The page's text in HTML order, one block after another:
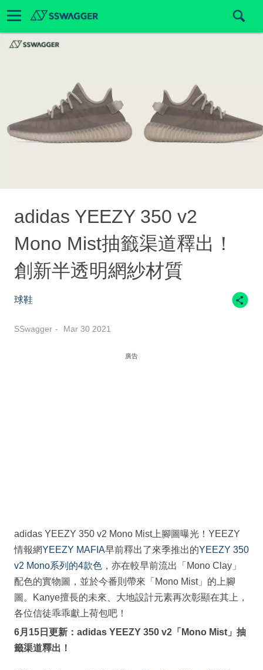
adidas YEEZY 350 v2
Mono Mist抽籤渠道釋出！
創新半透明網紗材質
球鞋
SSwagger Mar 30 2021
廣告
adidas YEEZY 350 v2 Mono Mist上腳圖曝光！YEEZY
情報網YEEZY MAFIA早前釋出了來季推出的YEEZY 350
v2 Mono系列的4款色 ，亦在較早前流出「Mono Clay」
配色的實物圖，並於今番則帶來「Mono Mist」的上腳
圖。Kanye擅長的未來、大地設計元素再次彰顯在其上，
各位信徒乖乖獻上荷包吧！
6月15日更新：adidas YEEZY 350 v2「Mono Mist」抽
籤渠道釋出！